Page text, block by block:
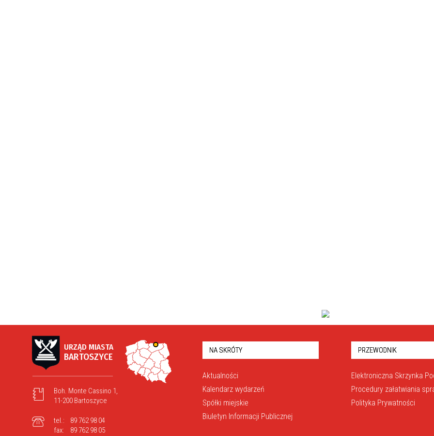
URZĄD MIASTA
BARTOSZYCE
Boh. Monte Cassino 1,
11-200 Bartoszyce
tel.:
89 762 98 04
fax:
89 762 98 05
NA SKRÓTY
Aktualności
Kalendarz wydarzeń
Spółki miejskie
Biuletyn Informacji Publicznej
PRZEWODNIK
Elektroniczna Skrzynka
Procedury załatwiania
Polityka Prywatności